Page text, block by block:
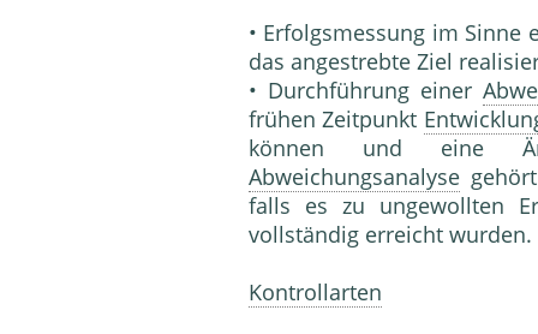
• Erfolgsmessung im Sinne
das angestrebte Ziel
• Durchführung einer
frühen Zeitpunkt
können und eine
Abweichungsanalyse
falls es zu ungewollten
vollständig erreicht wurden.
Kontrollarten